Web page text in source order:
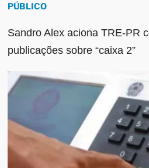
PÚBLICO
Sandro Alex aciona TRE-PR
publicações sobre “caixa 2”